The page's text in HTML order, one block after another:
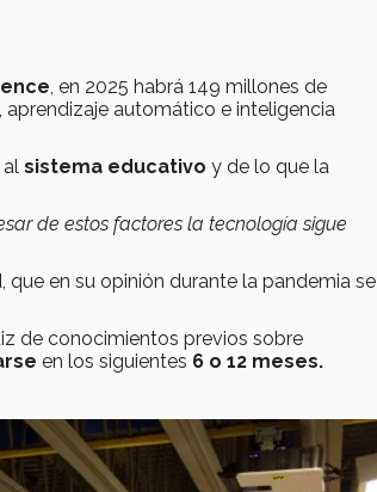
, en 2025 habrá 149 millones de
automático e inteligencia
sistema educativo y de lo que la
de estos factores la tecnología sigue
en su opinión durante la pandemia se
de conocimientos previos sobre
en los siguientes 6 o 12 meses.